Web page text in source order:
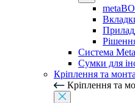
Система
Сумки для
Кріплення та
Кріплення та